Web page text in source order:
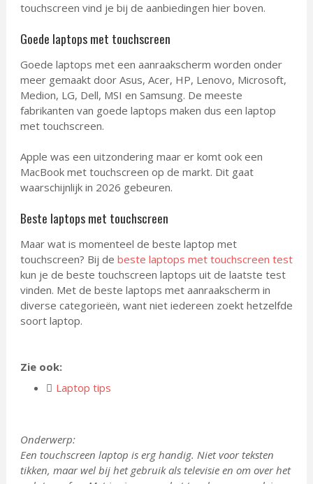
touchscreen vind je bij de aanbiedingen hier boven.
Goede laptops met touchscreen
Goede laptops met een aanraakscherm worden onder
meer gemaakt door Asus, Acer, HP, Lenovo, Microsoft,
Medion, LG, Dell, MSI en Samsung. De meeste
fabrikanten van goede laptops maken dus een laptop
met touchscreen.
Apple was een uitzondering maar er komt ook een
MacBook met touchscreen op de markt. Dit gaat
waarschijnlijk in 2026 gebeuren.
Beste laptops met touchscreen
Maar wat is momenteel de beste laptop met
touchscreen? Bij de beste laptops met touchscreen test
kun je de beste touchscreen laptops uit de laatste test
vinden. Met de beste laptops met aanraakscherm in
diverse categorieën, want niet iedereen zoekt hetzelfde
soort laptop.
Zie ook:
Laptop tips
Onderwerp:
Een touchscreen laptop is erg handig. Niet voor teksten
tikken, maar wel bij het gebruik als televisie en om over het